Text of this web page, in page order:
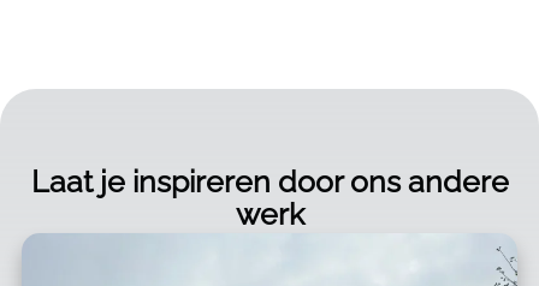
Laat je inspireren door ons andere
werk